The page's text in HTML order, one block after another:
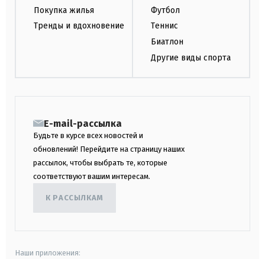
Покупка жилья
Тренды и вдохновение
Футбол
Теннис
Биатлон
Другие виды спорта
E-mail-рассылка
Будьте в курсе всех новостей и
обновлений! Перейдите на страницу наших
рассылок, чтобы выбрать те, которые
соответствуют вашим интересам.
К РАССЫЛКАМ
Наши приложения: